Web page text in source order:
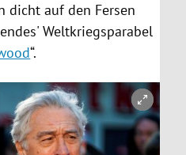
dicht auf den Fersen
Weltkriegsparabel
“.